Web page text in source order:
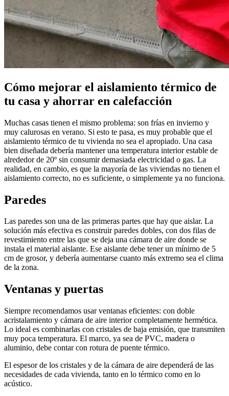
Cómo mejorar el aislamiento térmico de
tu casa y ahorrar en calefacción
Muchas casas tienen el mismo problema: son frías en invierno y
muy calurosas en verano. Si esto te pasa, es muy probable que el
aislamiento térmico de tu vivienda no sea el apropiado. Una casa
bien diseñada debería mantener una temperatura interior estable de
alrededor de 20º sin consumir demasiada electricidad o gas. La
realidad, en cambio, es que la mayoría de las viviendas no tienen el
aislamiento correcto, no es suficiente, o simplemente ya no funciona.
Paredes
Las paredes son una de las primeras partes que hay que aislar. La
solución más efectiva es construir paredes dobles, con dos filas de
revestimiento entre las que se deja una cámara de aire donde se
instala el material aislante. Ese aislante debe tener un mínimo de 5
cm de grosor, y debería aumentarse cuanto más extremo sea el clima
de la zona.
Ventanas y puertas
Siempre recomendamos usar ventanas eficientes: con doble
acristalamiento y cámara de aire interior completamente hermética.
Lo ideal es combinarlas con cristales de baja emisión, que transmiten
muy poca temperatura. El marco, ya sea de PVC, madera o
aluminio, debe contar con rotura de puente térmico.
El espesor de los cristales y de la cámara de aire dependerá de las
necesidades de cada vivienda, tanto en lo térmico como en lo
acústico.